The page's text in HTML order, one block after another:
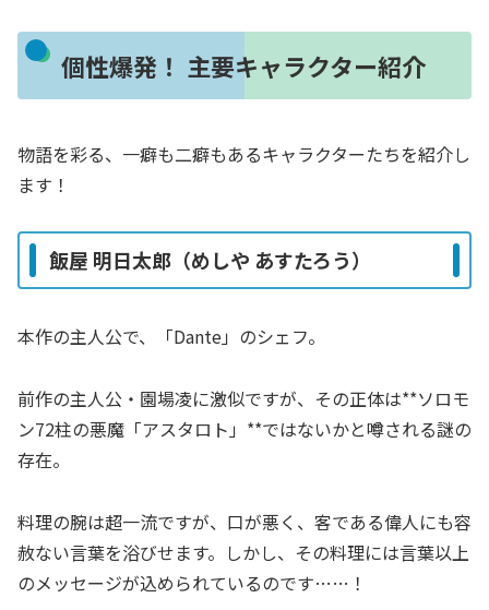
個性爆発！ 主要キャラクター紹介
物語を彩る、一癖も二癖もあるキャラクターたちを紹介し
ます！
飯屋 明日太郎（めしや あすたろう）
本作の主人公で、「Dante」のシェフ。
前作の主人公・園場凌に激似ですが、その正体は**ソロモ
ン72柱の悪魔「アスタロト」**ではないかと噂される謎の
存在。
料理の腕は超一流ですが、口が悪く、客である偉人にも容
赦ない言葉を浴びせます。しかし、その料理には言葉以上
のメッセージが込められているのです……！